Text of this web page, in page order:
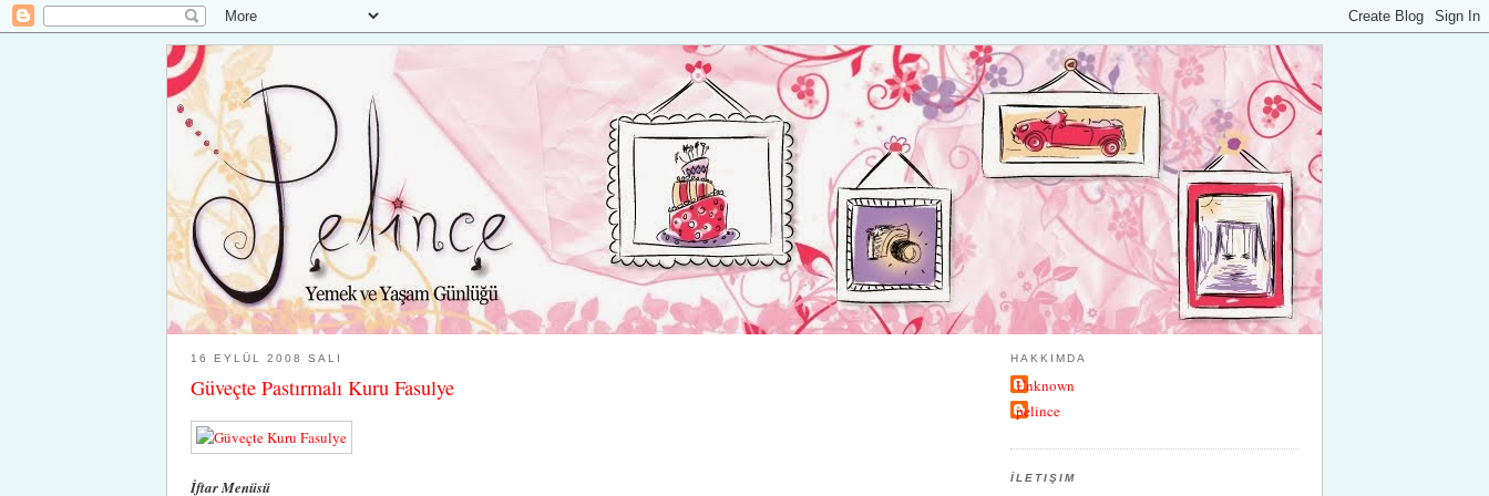
16 EYLÜL 2008 SALI
Güveçte Pastırmalı Kuru Fasulye
İftar Menüsü
HAKKIMDA
Unknown
pelince
İLETIŞIM